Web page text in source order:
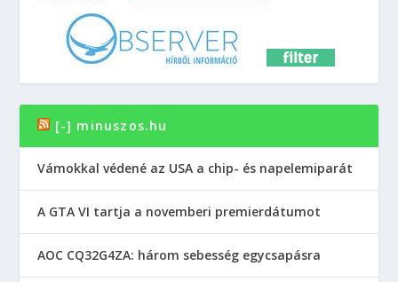
[-] minuszos.hu
Vámokkal védené az USA a chip- és napelemiparát
A GTA VI tartja a novemberi premierdátumot
AOC CQ32G4ZA: három sebesség egycsapásra